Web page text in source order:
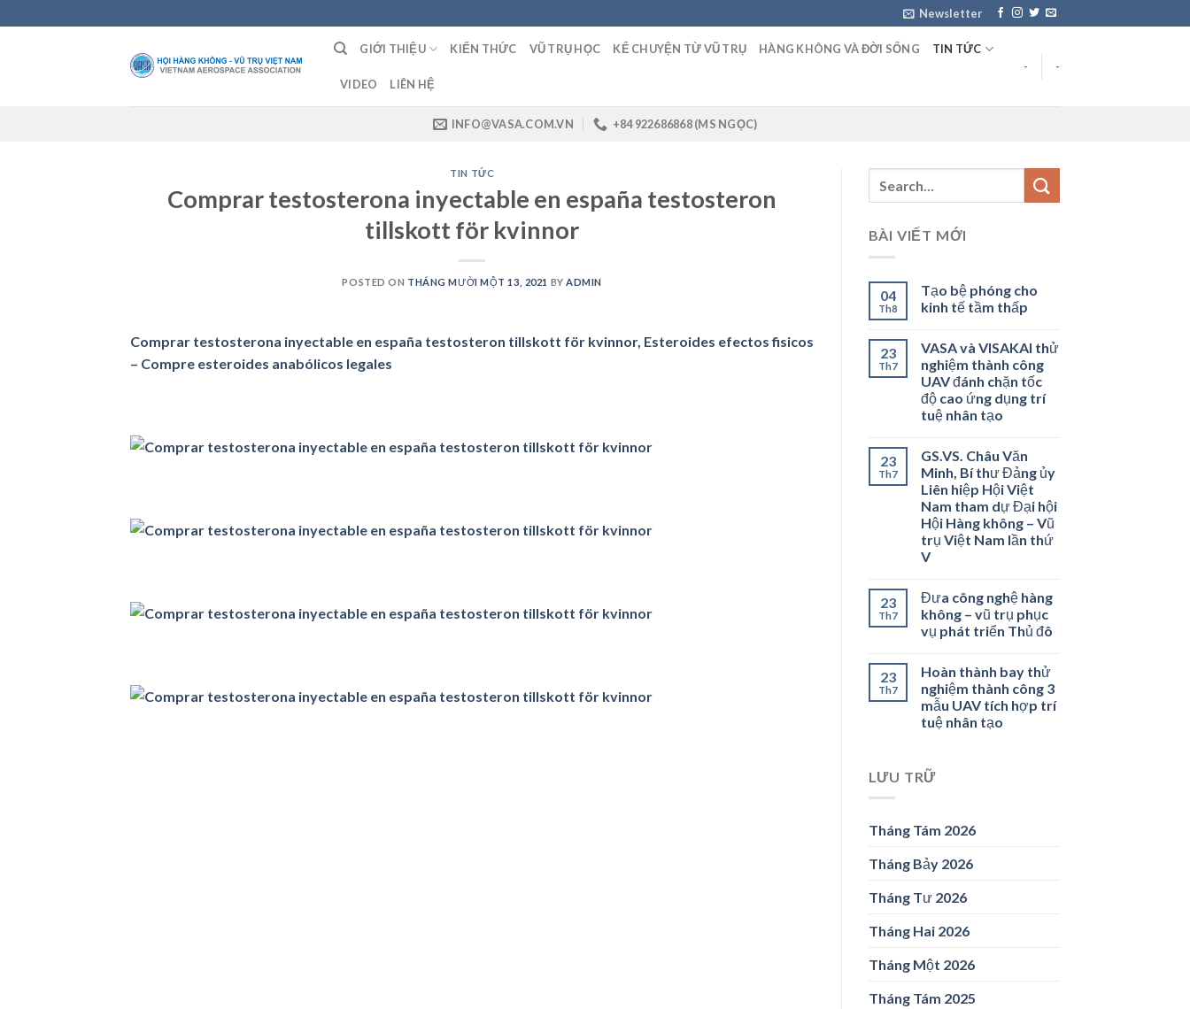
to
Newsletter
GIỚI THIỆU KIẾN THỨC VŨ TRỤ HỌC KỂ CHUYỆN TỪ VŨ TRỤ HÀNG KHÔNG VÀ ĐỜI SỐNG TIN TỨC
VIDEO LIÊN HỆ
- -
INFO@VASA.COM.VN +84 922686868 (MS NGỌC)
TIN TỨC
Comprar testosterona inyectable en españa testosteron
tillskott för kvinnor
POSTED ON THÁNG MƯỜI MỘT 13, 2021 BY ADMIN
Comprar testosterona inyectable en españa testosteron tillskott för kvinnor, Esteroides efectos fisicos
– Compre esteroides anabólicos legales
BÀI VIẾT MỚI
04
Th8
Tạo bệ phóng cho
kinh tế tầm thấp
23
Th7
VASA và VISAKAI thử
nghiệm thành công
UAV đánh chặn tốc
độ cao ứng dụng trí
tuệ nhân tạo
23
Th7
GS.VS. Châu Văn
Minh, Bí thư Đảng ủy
Liên hiệp Hội Việt
Nam tham dự Đại hội
Hội Hàng không – Vũ
trụ Việt Nam lần thứ
V
23
Th7
Đưa công nghệ hàng
không – vũ trụ phục
vụ phát triển Thủ đô
23
Th7
Hoàn thành bay thử
nghiệm thành công 3
mẫu UAV tích hợp trí
tuệ nhân tạo
LƯU TRỮ
Tháng Tám 2026
Tháng Bảy 2026
Tháng Tư 2026
Tháng Hai 2026
Tháng Một 2026
Tháng Tám 2025